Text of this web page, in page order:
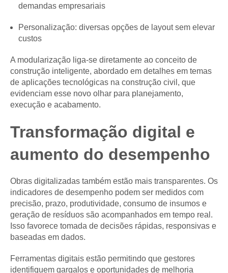
demandas empresariais
Personalização: diversas opções de layout sem elevar
custos
A modularização liga-se diretamente ao conceito de
construção inteligente, abordado em detalhes em temas
de aplicações tecnológicas na construção civil, que
evidenciam esse novo olhar para planejamento,
execução e acabamento.
Transformação digital e
aumento do desempenho
Obras digitalizadas também estão mais transparentes. Os
indicadores de desempenho podem ser medidos com
precisão, prazo, produtividade, consumo de insumos e
geração de resíduos são acompanhados em tempo real.
Isso favorece tomada de decisões rápidas, responsivas e
baseadas em dados.
Ferramentas digitais estão permitindo que gestores
identifiquem gargalos e oportunidades de melhoria